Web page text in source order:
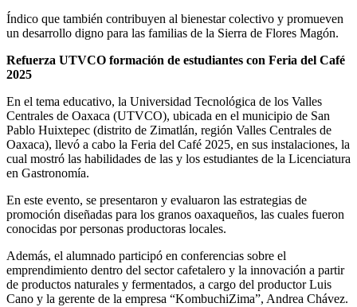
Índico que también contribuyen al bienestar colectivo y promueven
un desarrollo digno para las familias de la Sierra de Flores Magón.
Refuerza UTVCO formación de estudiantes con Feria del Café
2025
En el tema educativo, la Universidad Tecnológica de los Valles
Centrales de Oaxaca (UTVCO), ubicada en el municipio de San
Pablo Huixtepec (distrito de Zimatlán, región Valles Centrales de
Oaxaca), llevó a cabo la Feria del Café 2025, en sus instalaciones, la
cual mostró las habilidades de las y los estudiantes de la Licenciatura
en Gastronomía.
En este evento, se presentaron y evaluaron las estrategias de
promoción diseñadas para los granos oaxaqueños, las cuales fueron
conocidas por personas productoras locales.
Además, el alumnado participó en conferencias sobre el
emprendimiento dentro del sector cafetalero y la innovación a partir
de productos naturales y fermentados, a cargo del productor Luis
Cano y la gerente de la empresa “KombuchiZima”, Andrea Chávez.